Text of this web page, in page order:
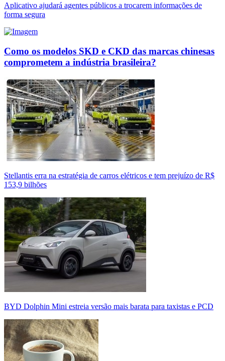
Aplicativo ajudará agentes públicos a trocarem informações de
forma segura
Como os modelos SKD e CKD das marcas chinesas
comprometem a indústria brasileira?
Stellantis erra na estratégia de carros elétricos e tem prejuízo de R$
153,9 bilhões
BYD Dolphin Mini estreia versão mais barata para taxistas e PCD